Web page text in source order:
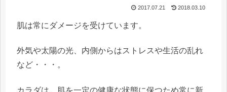
2017.07.21 2018.03.10
肌は常にダメージを受けています。
外気や太陽の光、内側からはストレスや生活の乱れ
など・・・。
カラダは、肌を一定の健康な状態に保つため常に新